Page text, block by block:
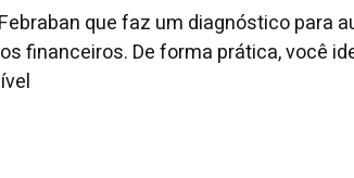
que faz um diagnóstico para
financeiros. De forma prática, você